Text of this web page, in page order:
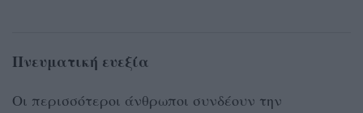
Πνευματική ευεξία
Οι περισσότεροι άνθρωποι συνδέουν την